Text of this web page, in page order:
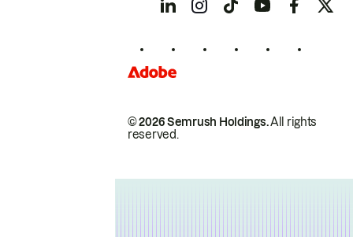
© 2026 Semrush Holdings.All rights
reserved.